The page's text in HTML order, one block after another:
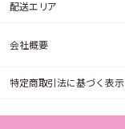
配送エリア
会社概要
特定商取引法に基づく表示